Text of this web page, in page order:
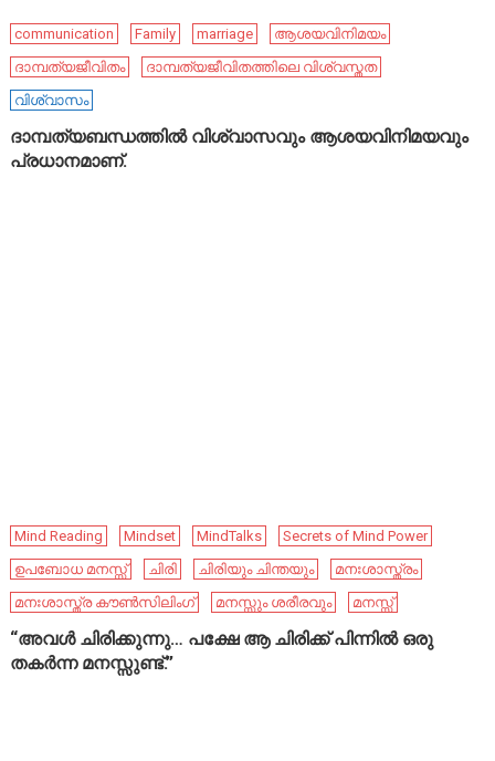
communication Family marriage
ആശയവിനിമയം
ദാമ്പത്യജീവിതം
ദാമ്പത്യജീവിതത്തിലെ വിശ്വസ്തത
വിശ്വാസം
ദാമ്പത്യബന്ധത്തിൽ വിശ്വാസവും ആശയവിനിമയവും
പ്രധാനമാണ്.
Mind Reading Mindset MindTalks
Secrets of Mind Power
ഉപബോധ മനസ്സ്
ചിരി ചിരിയും ചിന്തയും
മനഃശാസ്ത്രം
മനഃശാസ്ത്ര കൗൺസിലിംഗ്
മനസ്സും ശരീരവും മനസ്സ്
“അവൾ ചിരിക്കുന്നു… പക്ഷേ ആ ചിരിക്ക് പിന്നിൽ ഒരു
തകർന്ന മനസ്സുണ്ട്.”